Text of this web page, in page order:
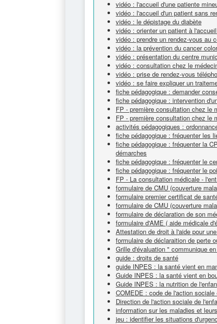
vidéo : l'accueil d'une patiente
vidéo : l'accueil d'un patient sans
vidéo : le dépistage du diabète
vidéo : orienter un patient à
vidéo : prendre un rendez-vous au
vidéo : la prévention du cancer
vidéo : présentation du centre
vidéo : consultation chez le
vidéo : prise de rendez-vous
vidéo : se faire expliquer un
fiche pédagogique : demander
fiche pédagogique : intervention
FP - première consultation chez le
FP - première consultation chez le
activités pédagogiques :
fiche pédagogique : fréquenter les
fiche pédagogique : fréquenter la
démarches
fiche pédagogique : fréquenter le
fiche pédagogique : fréquenter le
FP - La consultation médicale -
formulaire de CMU (couverture
formulaire premier certificat de
formulaire de CMU (couverture
formulaire de déclaration de son
formulaire d'AME ( aide médicale
Attestation de droit à l'aide pour
formulaire de déclaraition de perte
Grille d'évaluation " communique
guide : droits de santé
guide INPES : la santé vient en
Guide INPES : la santé vient en
Guide INPES : la nutrition de
COMEDE : code de l'action
Direction de l'action sociale de
information sur les maladies et
jeu : identifier les situations